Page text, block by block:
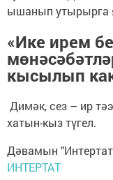
ышанып утырырга
«Ике ирем
кысылып
Димәк, сез – ир
хатын-кыз түгел.
Дәвамын
ИНТЕРТАТ